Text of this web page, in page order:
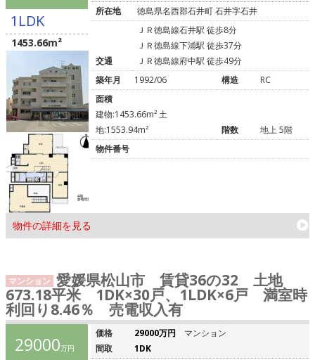
1LDK
1453.66m²
物件の詳細を見る
所在地
徳島県名西郡石井町 石井字石井
交通
ＪＲ徳島線石井駅 徒歩8分
ＪＲ徳島線下浦駅 徒歩37分
ＪＲ徳島線府中駅 徒歩49分
築年月
1992/06 構造
RC
面積
建物:1453.66m² 土
地:1553.94m²
階数
地上 5階
物件番号
マンション 愛媛県松山市 賃貸36の32 土地
673.18平米 1DK×30戸、1LDK×6戸 満室時
利回り8.46％ 売電収入有
29000万円
価格 29000万円
マンション
間取
1DK